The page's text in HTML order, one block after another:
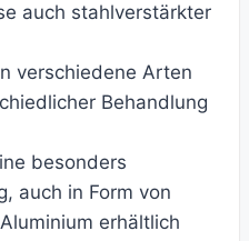
auch stahlverstärkter
verschiedene Arten
Behandlung
besonders
auch in Form von
erhältlich